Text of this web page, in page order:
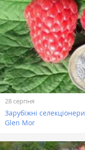
28 серпня
Зарубіжні
Glen Mor